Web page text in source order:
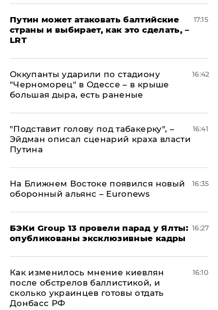
Путин может атаковать балтийские
страны и выбирает, как это сделать, –
LRT
17:15
Оккупанты ударили по стадиону
"Черноморец" в Одессе – в крыше
большая дыра, есть раненые
16:42
​"Подставит голову под табакерку", –
Эйдман описал сценарий краха власти
Путина
16:41
На Ближнем Востоке появился новый
оборонный альянс – Euronews
16:35
​БЭКи Group 13 провели парад у Ялты:
опубликованы эксклюзивные кадры
16:27
Как изменилось мнение киевлян
после обстрелов баллистикой, и
сколько украинцев готовы отдать
Донбасс РФ
16:10